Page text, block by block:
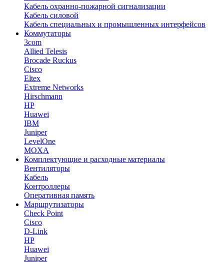
Кабель охранно-пожарной сигнализации
Кабель силовой
Кабель специальных и промышленных интерфейсов
Коммутаторы
3com
Allied Telesis
Brocade Ruckus
Cisco
Eltex
Extreme Networks
Hirschmann
HP
Huawei
IBM
Juniper
LevelOne
MOXA
Комплектующие и расходные материалы
Вентиляторы
Кабель
Контроллеры
Оперативная память
Маршрутизаторы
Check Point
Cisco
D-Link
HP
Huawei
Juniper